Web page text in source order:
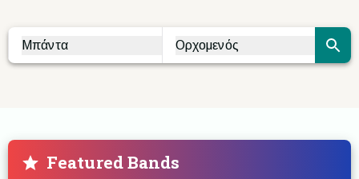
Μπάντα Ορχομενός
Featured Bands
Prestige The Band